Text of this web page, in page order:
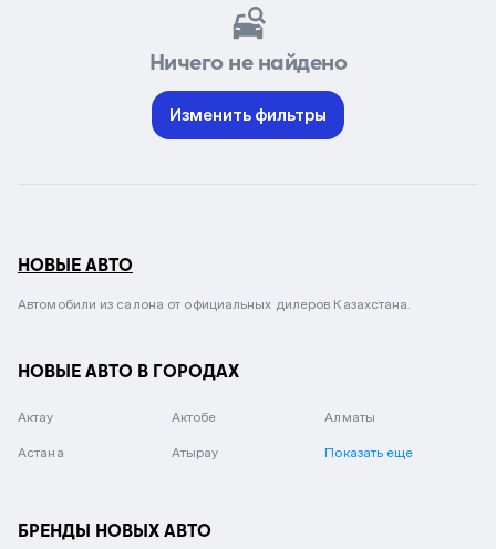
Ничего не найдено
Изменить фильтры
НОВЫЕ АВТО
Автомобили из салона от официальных дилеров Казахстана.
НОВЫЕ АВТО В ГОРОДАХ
Актау Актобе Алматы
Астана Атырау Показать еще
БРЕНДЫ НОВЫХ АВТО